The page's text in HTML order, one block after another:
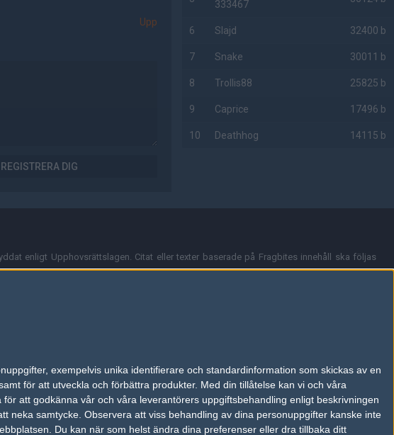
exempelvis unika identifierare och standardinformation som skickas av en
för att utveckla och förbättra produkter. Med din tillåtelse kan vi och våra
att godkänna vår och våra leverantörers uppgiftsbehandling enligt beskrivningen
neka samtycke. Observera att viss behandling av dina personuppgifter kanske inte
Du kan när som helst ändra dina preferenser eller dra tillbaka ditt
Upp
REGISTRERA DIG
333467
6 Slajd 32400 b
7 Snake 30011 b
8 Trollis88 25825 b
9 Caprice 17496 b
10 Deathhog 14115 b
enligt Upphovsrättslagen. Citat eller texter baserade på Fragbites innehåll ska följas
enskild skribent och överensstämmer inte nödvändigtvis med Fragbites åsikter.
rörande sajten kan du skicka iväg ett email till
information så som t.ex. användarnamn. Cookies sparas även när man deltar i
cookies kan du stänga av cookies i din webbläsares inställningar eller välja att inte
av lagen om elektronisk kommunikation som trädde i kraft 25 juli 2003.